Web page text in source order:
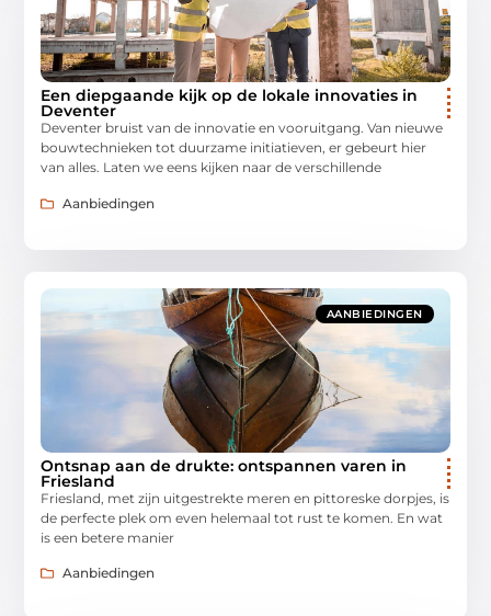
Een diepgaande kijk op de lokale innovaties in
Deventer
Deventer bruist van de innovatie en vooruitgang. Van nieuwe
bouwtechnieken tot duurzame initiatieven, er gebeurt hier
van alles. Laten we eens kijken naar de verschillende
Aanbiedingen
AANBIEDINGEN
Ontsnap aan de drukte: ontspannen varen in
Friesland
Friesland, met zijn uitgestrekte meren en pittoreske dorpjes, is
de perfecte plek om even helemaal tot rust te komen. En wat
is een betere manier
Aanbiedingen